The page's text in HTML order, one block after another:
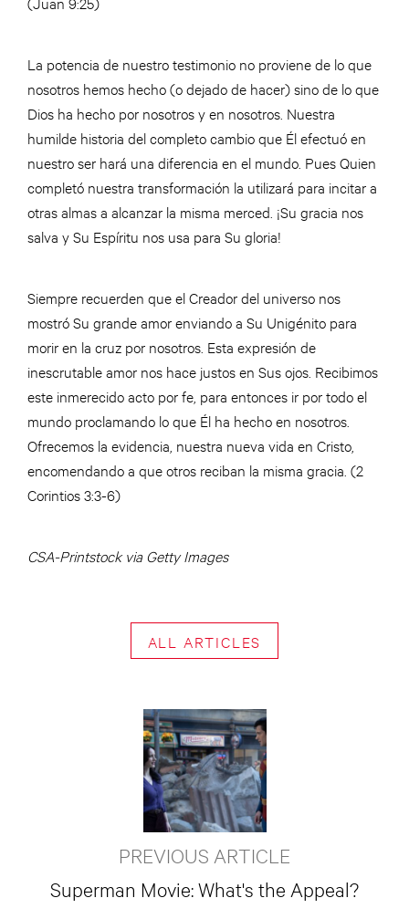
La potencia de nuestro testimonio no proviene de lo que
nosotros hemos hecho (o dejado de hacer) sino de lo que
Dios ha hecho por nosotros y en nosotros. Nuestra
humilde historia del completo cambio que Él efectuó en
nuestro ser hará una diferencia en el mundo. Pues Quien
completó nuestra transformación la utilizará para incitar a
otras almas a alcanzar la misma merced. ¡Su gracia nos
salva y Su Espíritu nos usa para Su gloria!
Siempre recuerden que el Creador del universo nos
mostró Su grande amor enviando a Su Unigénito para
morir en la cruz por nosotros. Esta expresión de
inescrutable amor nos hace justos en Sus ojos. Recibimos
este inmerecido acto por fe, para entonces ir por todo el
mundo proclamando lo que Él ha hecho en nosotros.
Ofrecemos la evidencia, nuestra nueva vida en Cristo,
encomendando a que otros reciban la misma gracia. (2
Corintios 3:3-6)
CSA-Printstock via Getty Images
ALL ARTICLES
PREVIOUS ARTICLE
Superman Movie: What's the Appeal?